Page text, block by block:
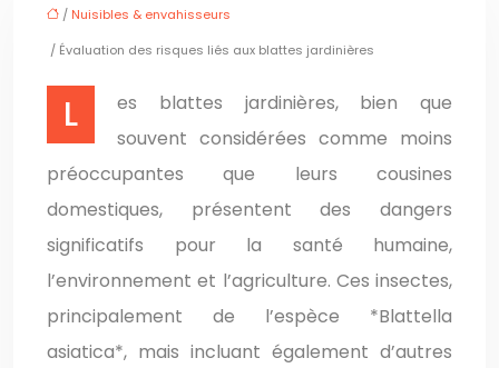
/ Nuisibles & envahisseurs
/ Évaluation des risques liés aux blattes jardinières
Les blattes jardinières, bien que
souvent considérées comme moins
préoccupantes que leurs cousines
domestiques, présentent des dangers
significatifs pour la santé humaine,
l’environnement et l’agriculture. Ces insectes,
principalement de l’espèce *Blattella
asiatica*, mais incluant également d’autres